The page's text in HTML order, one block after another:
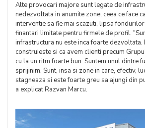
Alte provocari majore sunt legate de
nedezvoltata in anumite zone, ceea ce face
interventie sa fie mai scazuti, lipsa
finantari limitate pentru firmele de profil.
infrastructura nu este inca foarte dezvoltata.
construieste si ca avem clienti precum
cu la un ritm foarte bun. Suntem unul dintre
sprijinim. Sunt, insa si zone in care, efectiv,
stagneaza si este foarte greu sa ajungi din
a explicat Razvan Marcu.